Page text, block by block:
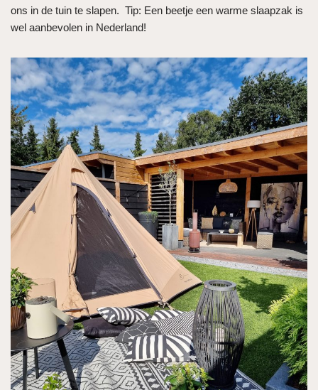
ons in de tuin te slapen. Tip: Een beetje een warme slaapzak is
wel aanbevolen in Nederland!